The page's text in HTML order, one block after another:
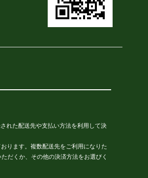
れた配送先や支払い方法を利用して決
ります。複数配送先をご利用になりた
だくか、その他の決済方法をお選びく